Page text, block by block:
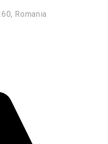
Romania